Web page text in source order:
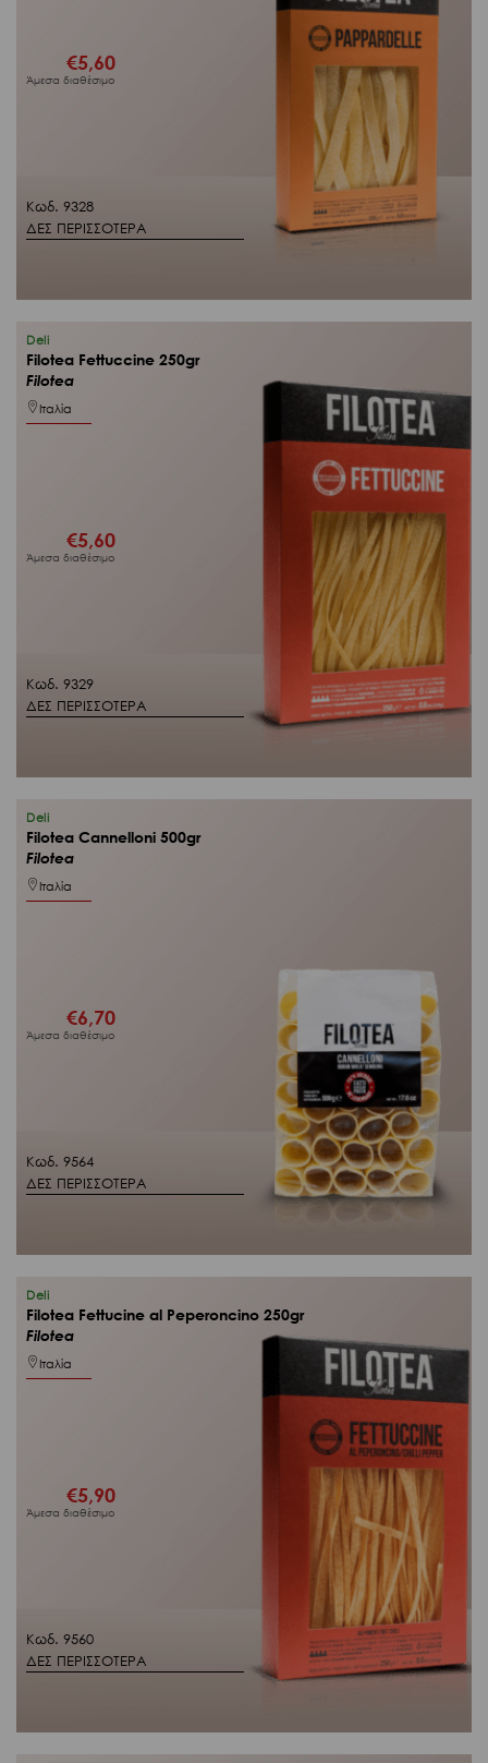
Κωδ. 9328
ΔΕΣ ΠΕΡΙΣΣΟΤΕΡΑ
€5,60
Άμεσα διαθέσιμο
Κωδ. 9329
ΔΕΣ ΠΕΡΙΣΣΟΤΕΡΑ
Deli
Filotea Fettuccine 250gr
Filotea
Ιταλία
€5,60
Άμεσα διαθέσιμο
Κωδ. 9564
ΔΕΣ ΠΕΡΙΣΣΟΤΕΡΑ
Deli
Filotea Cannelloni 500gr
Filotea
Ιταλία
€6,70
Άμεσα διαθέσιμο
Κωδ. 9560
ΔΕΣ ΠΕΡΙΣΣΟΤΕΡΑ
Deli
Filotea Fettucine al Peperoncino 250gr
Filotea
Ιταλία
€5,90
Άμεσα διαθέσιμο